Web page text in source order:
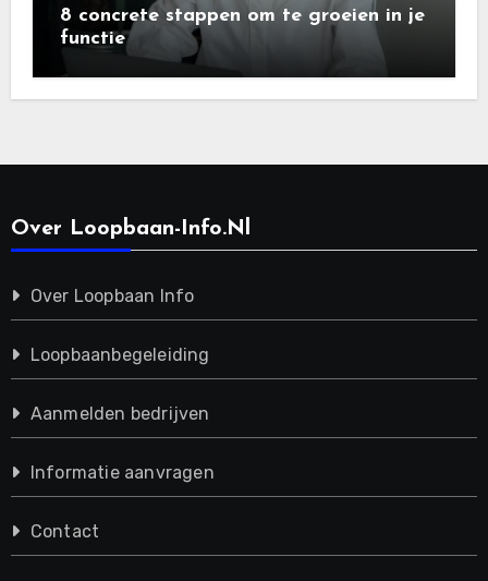
8 concrete stappen om te groeien in je
functie
Over Loopbaan-Info.nl
Over Loopbaan Info
Loopbaanbegeleiding
Aanmelden bedrijven
Informatie aanvragen
Contact